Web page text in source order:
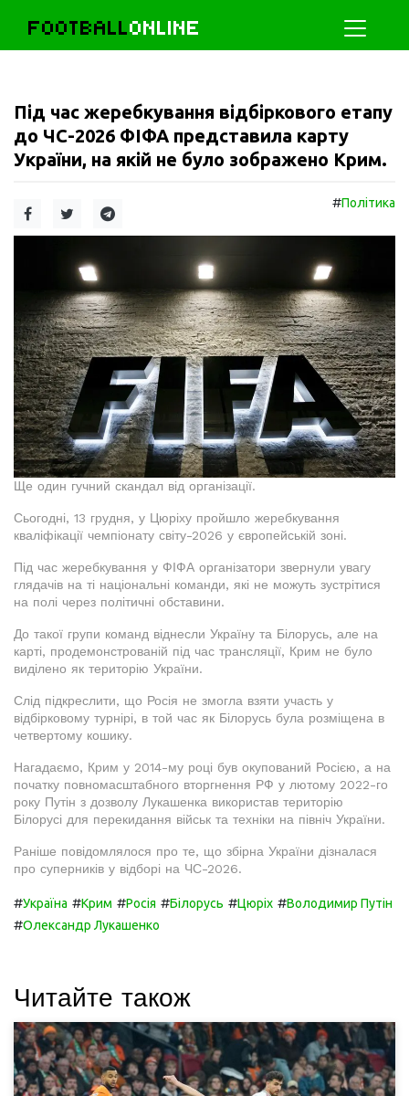
FOOTBALLONLINE
Під час жеребкування відбіркового етапу
до ЧС-2026 ФІФА представила карту
України, на якій не було зображено Крим.
#Політика
Ще один гучний скандал від організації.
Сьогодні, 13 грудня, у Цюріху пройшло жеребкування
кваліфікації чемпіонату світу-2026 у європейській зоні.
Під час жеребкування у ФІФА організатори звернули увагу
глядачів на ті національні команди, які не можуть зустрітися
на полі через політичні обставини.
До такої групи команд віднесли Україну та Білорусь, але на
карті, продемонстрованій під час трансляції, Крим не було
виділено як територію України.
Слід підкреслити, що Росія не змогла взяти участь у
відбірковому турнірі, в той час як Білорусь була розміщена в
четвертому кошику.
Нагадаємо, Крим у 2014-му році був окупований Росією, а на
початку повномасштабного вторгнення РФ у лютому 2022-го
року Путін з дозволу Лукашенка використав територію
Білорусі для перекидання військ та техніки на північ України.
Раніше повідомлялося про те, що збірна України дізналася
про суперників у відборі на ЧС-2026.
#Україна #Крим #Росія #Білорусь #Цюріх #Володимир Путін
#Олександр Лукашенко
Читайте також